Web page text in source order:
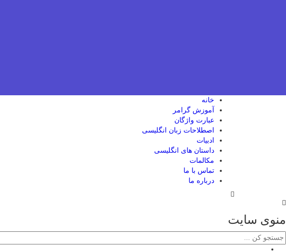
خانه
آموزش گرامر
عبارت واژگان
اصطلاحات زبان انگلیسی
ادبیات
داستان های انگلیسی
مکالمات
تماس با ما
درباره ما
منوی سایت